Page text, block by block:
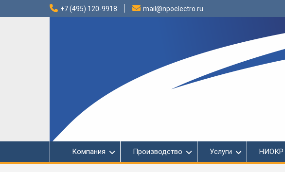
+7 (495) 120-9918 mail@npoelectro.ru
Компания Производство Услуги НИОКР